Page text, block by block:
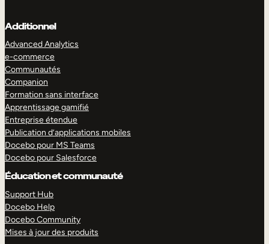
Additionnel
Advanced Analytics
e-commerce
Communautés
Companion
Formation sans interface
Apprentissage gamifié
Entreprise étendue
Publication d’applications mobiles
Docebo pour MS Teams
Docebo pour Salesforce
Éducation et communauté
Support Hub
Docebo Help
Docebo Community
Mises à jour des produits